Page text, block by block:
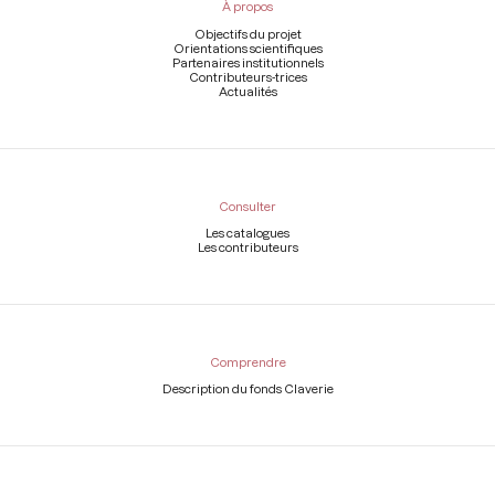
À propos
Objectifs du projet
Orientations scientifiques
Partenaires institutionnels
Contributeurs-trices
Actualités
Consulter
Les catalogues
Les contributeurs
Comprendre
Description du fonds Claverie